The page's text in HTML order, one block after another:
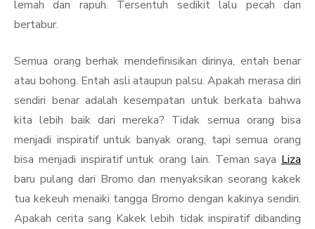
lemah dan rapuh. Tersentuh sedikit lalu pecah dan
bertabur.
Semua orang berhak mendefinisikan dirinya, entah benar
atau bohong. Entah asli ataupun palsu. Apakah merasa diri
sendiri benar adalah kesempatan untuk berkata bahwa
kita lebih baik dari mereka? Tidak semua orang bisa
menjadi inspiratif untuk banyak orang, tapi semua orang
bisa menjadi inspiratif untuk orang lain. Teman saya Liza
baru pulang dari Bromo dan menyaksikan seorang kakek
tua kekeuh menaiki tangga Bromo dengan kakinya sendiri.
Apakah cerita sang Kakek lebih tidak inspiratif dibanding